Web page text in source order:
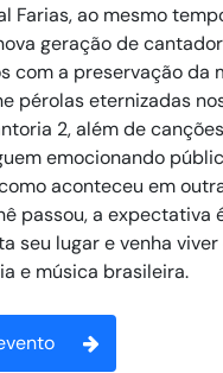
Farias, ao mesmo
geração de
com a preservação da
pérolas eternizadas
2, além de
emocionando
aconteceu em
passou, a expectativa
seu lugar e venha
e música brasileira.